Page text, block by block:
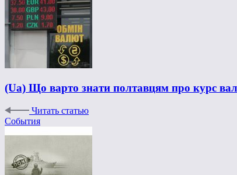
(Ua) Що варто знати полтавцям про курс
Читать статью
События